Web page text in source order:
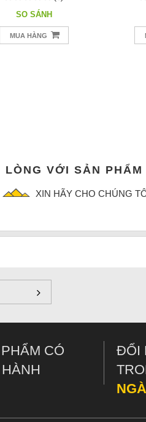
SO SÁNH
MUA HÀNG
LÒNG VỚI SẢN
XIN HÃY CHO CHÚNG
CÓ
ĐỔI